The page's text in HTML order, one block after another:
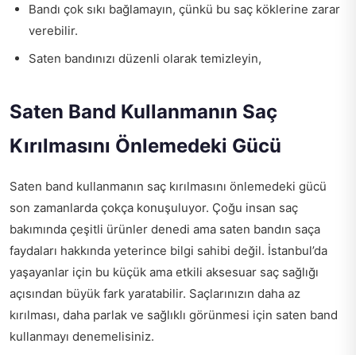
Bandı çok sıkı bağlamayın, çünkü bu saç köklerine zarar
verebilir.
Saten bandınızı düzenli olarak temizleyin,
Saten Band Kullanmanın Saç
Kırılmasını Önlemedeki Gücü
Saten band kullanmanın saç kırılmasını önlemedeki gücü
son zamanlarda çokça konuşuluyor. Çoğu insan saç
bakımında çeşitli ürünler denedi ama saten bandın saça
faydaları hakkında yeterince bilgi sahibi değil. İstanbul’da
yaşayanlar için bu küçük ama etkili aksesuar saç sağlığı
açısından büyük fark yaratabilir. Saçlarınızın daha az
kırılması, daha parlak ve sağlıklı görünmesi için saten band
kullanmayı denemelisiniz.